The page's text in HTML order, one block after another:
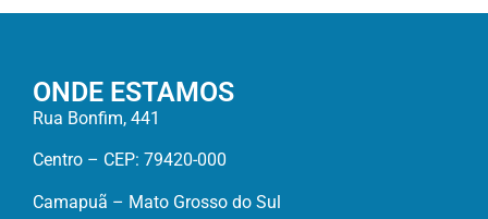
ONDE ESTAMOS
Rua Bonfim, 441
Centro – CEP: 79420-000
Camapuã – Mato Grosso do Sul